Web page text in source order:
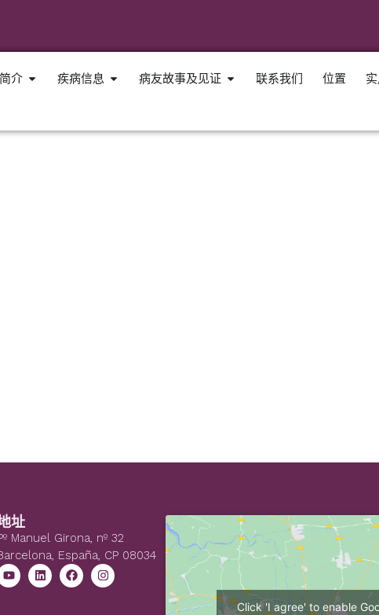
介 疾病信息 病友故事及见证 联系我们 位置
址
Manuel Girona, nº 32
España, CP 08034
Click 'I agree' to enable